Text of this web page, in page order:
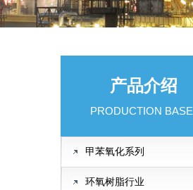
产品介绍
PRODUCTION BASE
甲苯氧化系列
环氧树脂行业